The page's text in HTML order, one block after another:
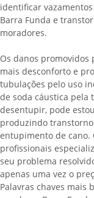
identificar
Barra Funda e
moradores.
Os danos
mais desconforto e
tubulações pelo uso
de soda cáustica pela
desentupir, pode
produzindo
entupimento de cano.
profissionais
seu problema
apenas uma vez o
Palavras chaves mais